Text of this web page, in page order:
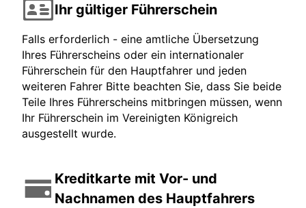
Ihr gültiger Führerschein
Falls erforderlich - eine amtliche Übersetzung
Ihres Führerscheins oder ein internationaler
Führerschein für den Hauptfahrer und jeden
weiteren Fahrer Bitte beachten Sie, dass Sie beide
Teile Ihres Führerscheins mitbringen müssen, wenn
Ihr Führerschein im Vereinigten Königreich
ausgestellt wurde.
Kreditkarte mit Vor- und
Nachnamen des Hauptfahrers